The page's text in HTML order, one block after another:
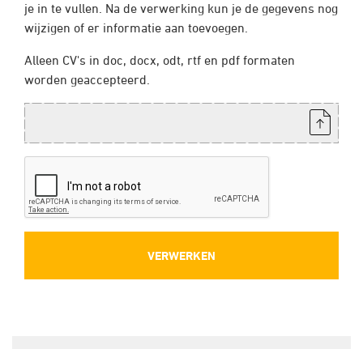
je in te vullen. Na de verwerking kun je de gegevens nog
wijzigen of er informatie aan toevoegen.
Alleen CV's in doc, docx, odt, rtf en pdf formaten
worden geaccepteerd.
CV: